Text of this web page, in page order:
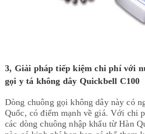
3, Giải pháp tiếp kiệm chi phí với
gọi y tá không dây Quickbell C100
Dòng chuông gọi không dây này có
Quốc, có điểm mạnh về giá. Với chi
các dòng chuông nhập khẩu từ Hàn